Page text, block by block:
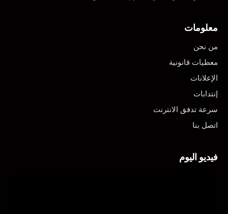
معلومات
من نحن
معطيات قانونية
الإعلانات
إنتدابات
سرعة تدفق الانترنت
اتصل بنا
فيديو اليوم